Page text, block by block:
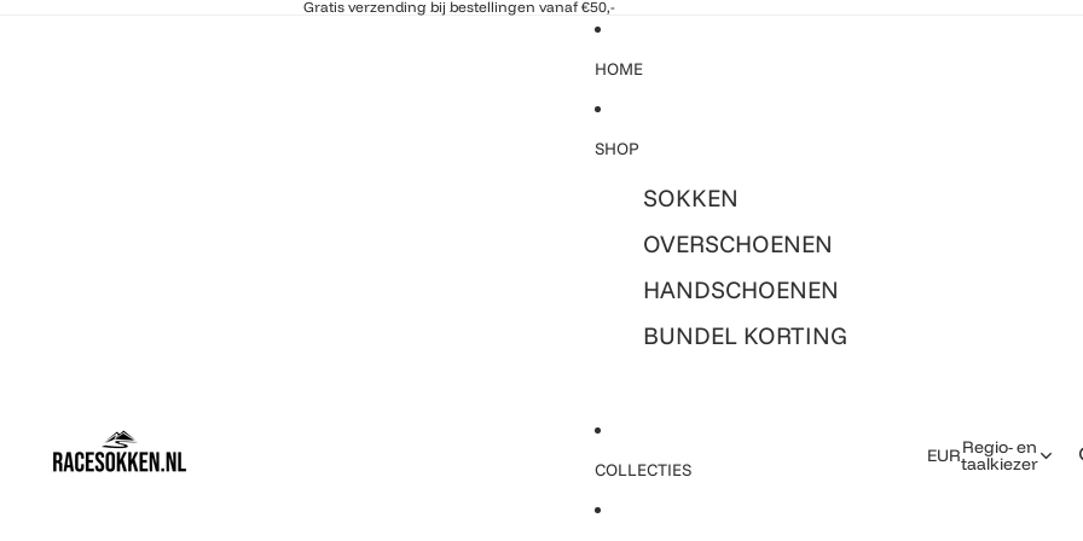
Gratis verzending bij bestellingen vanaf €50,-
HOME
SHOP
SOKKEN
OVERSCHOENEN
HANDSCHOENEN
BUNDEL KORTING
COLLECTIES
EURRegio- en
taalkiezer